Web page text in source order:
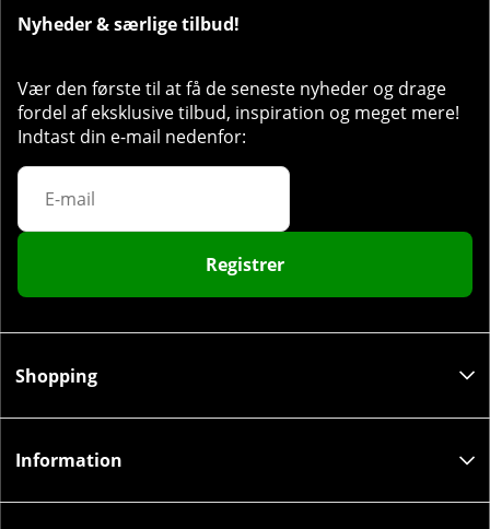
Nyheder & særlige tilbud!
Vær den første til at få de seneste nyheder og drage
fordel af eksklusive tilbud, inspiration og meget mere!
Indtast din e-mail nedenfor:
Registrer
Shopping
Information